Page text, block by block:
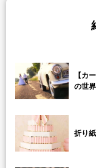
【カ
の世
折り